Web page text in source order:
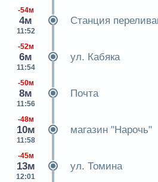
-54м
4м
11:52
Станция
-52м
6м
11:54
ул. Кабяка
-50м
8м
11:56
Почта
-48м
10м
11:58
магазин "Нарочь"
-45м
13м
12:01
ул. Томина